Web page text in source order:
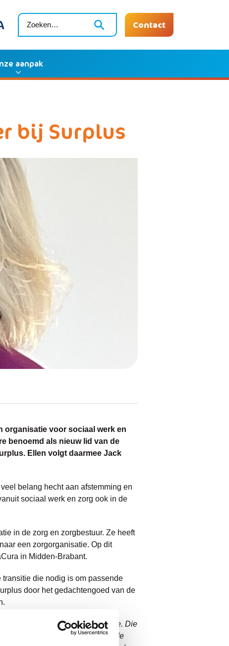
Contact
aanpak
bij Surplus
organisatie voor sociaal werk en
benoemd als nieuw lid van de
Ellen volgt daarmee Jack
belang hecht aan afstemming en
sociaal werk en zorg ook in de
in de zorg en zorgbestuur. Ze heeft
een zorgorganisatie. Op dit
in Midden-Brabant.
die nodig is om passende
door het gedachtengoed van de
en een aansprekende visie. Die
kwaliteit van bestaan. Door de